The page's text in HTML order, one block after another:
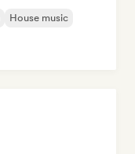
House music